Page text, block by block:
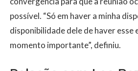
possível. “Só em haver a minha
disponibilidade dele de haver esse
momento importante”, definiu.